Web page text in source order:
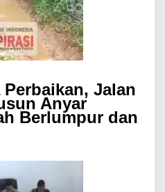
Perbaikan, Jalan
Anyar
Berlumpur dan